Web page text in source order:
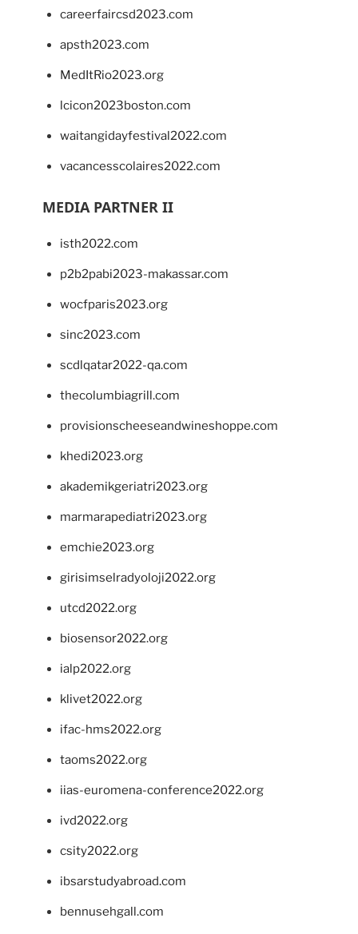
careerfaircsd2023.com
apsth2023.com
MedItRio2023.org
lcicon2023boston.com
waitangidayfestival2022.com
vacancesscolaires2022.com
MEDIA PARTNER II
isth2022.com
p2b2pabi2023-makassar.com
wocfparis2023.org
sinc2023.com
scdlqatar2022-qa.com
thecolumbiagrill.com
provisionscheeseandwineshoppe.com
khedi2023.org
akademikgeriatri2023.org
marmarapediatri2023.org
emchie2023.org
girisimselradyoloji2022.org
utcd2022.org
biosensor2022.org
ialp2022.org
klivet2022.org
ifac-hms2022.org
taoms2022.org
iias-euromena-conference2022.org
ivd2022.org
csity2022.org
ibsarstudyabroad.com
bennusehgall.com